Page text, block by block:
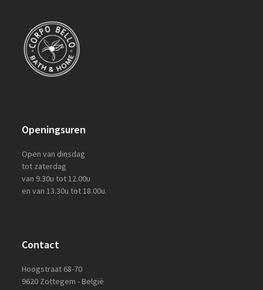
Openingsuren
Open van dinsdag
tot zaterdag
van 9.30u tot 12.00u
en van 13.30u tot 18.00u.
Contact
Hoogstraat 68-70
9620 Zottegem - België